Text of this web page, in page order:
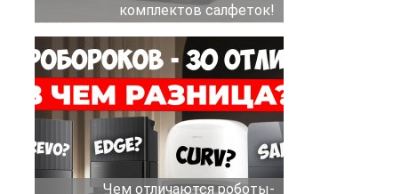
комплектов салфеток!
Чем отличаются роботы-